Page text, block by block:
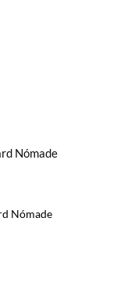
Nómade
Nómade